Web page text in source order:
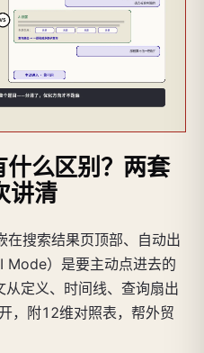
么区别？两套
讲清
搜索结果页顶部、自动出
Mode）是要主动点进去的
定义、时间线、查询扇出
，附12维对照表，帮外贸